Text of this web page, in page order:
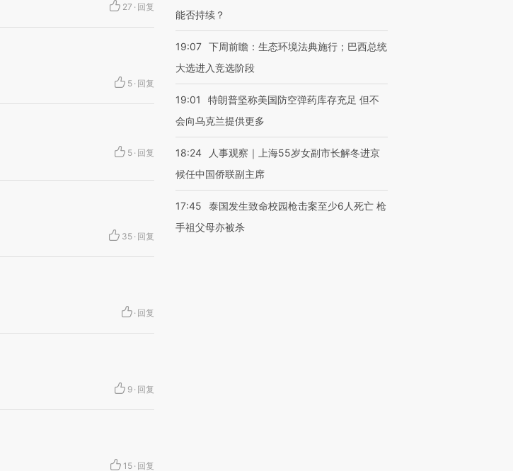
27 · 回复
5 · 回复
5 · 回复
35 · 回复
· 回复
9 · 回复
15 · 回复
能否持续？
19:07 下周前瞻：生态环境法典施行；巴西总统
大选进入竞选阶段
19:01
特朗普坚称美国防空弹药库存充足 但不
会向乌克兰提供更多
18:24
人事观察｜上海55岁女副市长解冬进京
候任中国侨联副主席
17:45
泰国发生致命校园枪击案至少6人死亡 枪
手祖父母亦被杀